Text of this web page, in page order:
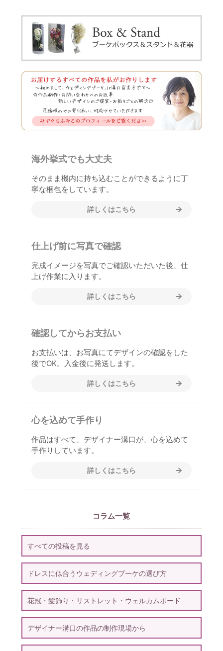
海外挙式でも大丈夫
そのまま機内に持ち込むことができるように丁
寧な梱包をしています。
詳しくはこちら
仕上げ前に写真で確認
完成イメージを写真でご確認いただいた後、仕
上げ作業に入ります。
詳しくはこちら
確認してからお支払い
お支払いは、お写真にてデザインの確認をした
後でOK。入金後に発送します。
詳しくはこちら
心を込めて手作り
作品はすべて、デザイナー溝口が、心を込めて
手作りしています。
詳しくはこちら
コラム一覧
すべての投稿を見る
ドレスに似合うウェディングブーケの選び方
花冠・髪飾り・リストレット・ウェルカムボード
デザイナー溝口の作品の制作現場から